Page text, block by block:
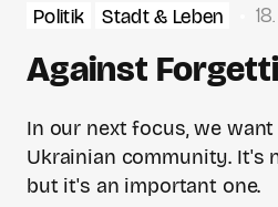
Politik Stadt & Leben
Against
In our next focus, we
Ukrainian community. It's
but it's an important one.